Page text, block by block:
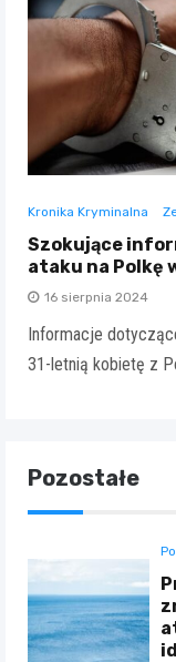
Kronika Kryminalna
Szokujące
ataku na Polkę
16 sierpnia 2024
Informacje
31-letnią kobietę z
Pozostałe